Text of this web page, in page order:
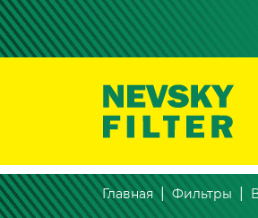
Главная Фильтры